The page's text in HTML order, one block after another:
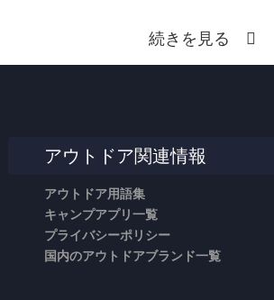
続きを見る
アウトドア関連情報
アウトドア用語集
キャンプアプリ一覧
プライバシーポリシー
国内のアウトドアブランド一覧